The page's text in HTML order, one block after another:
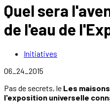
Quel sera
de l'eau de
Initiatives
06_24_2015
Pas de secrets, le Les
l'exposition universelle